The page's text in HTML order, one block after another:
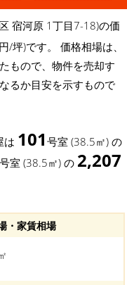
宿河原 1丁目7-18)の価
/坪)です。 価格相場は、
もので、物件を売却す
るか目安を示すもので
は 101 号室 (38.5㎡) の
号室 (38.5㎡) の 2,207
・家賃相場